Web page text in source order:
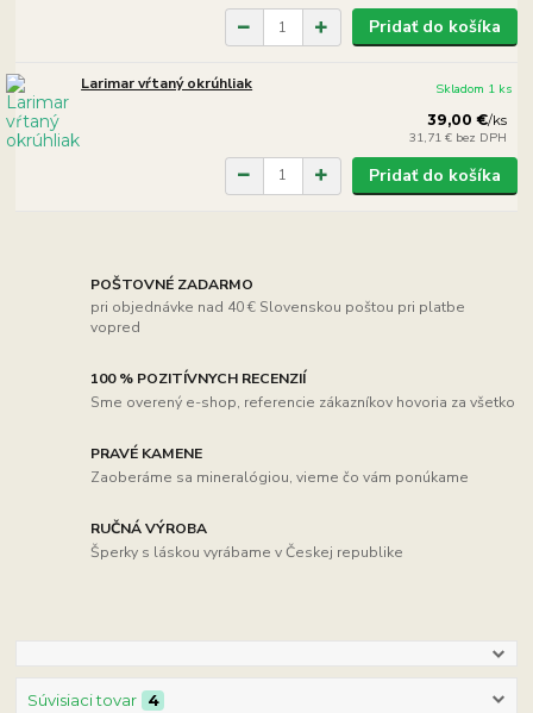
Pridať do košíka
Larimar vŕtaný okrúhliak
39,00 €/ks
31,71 € bez DPH
Skladom 1 ks
Pridať do košíka
POŠTOVNÉ ZADARMO
pri objednávke nad 40 € Slovenskou poštou pri platbe
vopred
100 % POZITÍVNYCH RECENZIÍ
Sme overený e-shop, referencie zákazníkov hovoria za všetko
PRAVÉ KAMENE
Zaoberáme sa mineralógiou, vieme čo vám ponúkame
RUČNÁ VÝROBA
Šperky s láskou vyrábame v Českej republike
Súvisiaci tovar 4